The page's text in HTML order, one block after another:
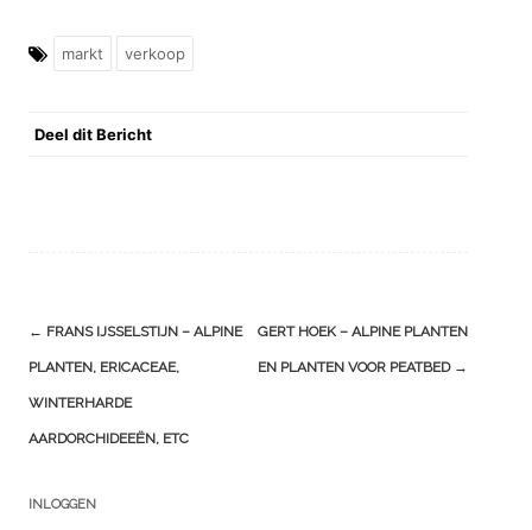
markt verkoop
Deel dit Bericht
Berichtnavigatie
← FRANS IJSSELSTIJN – ALPINE
PLANTEN, ERICACEAE,
WINTERHARDE
AARDORCHIDEEËN, ETC
GERT HOEK – ALPINE PLANTEN
EN PLANTEN VOOR PEATBED →
INLOGGEN